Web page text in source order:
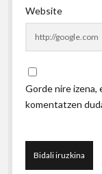
Website
Gorde nire izena,
komentatzen